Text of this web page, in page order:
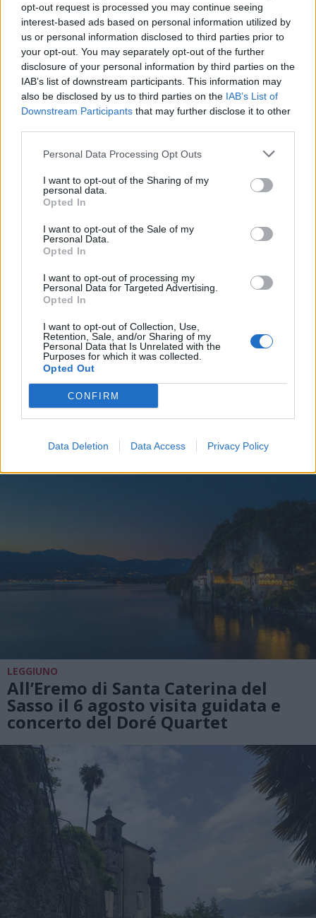
opt-out request is processed you may continue seeing
interest-based ads based on personal information utilized by
us or personal information disclosed to third parties prior to
your opt-out. You may separately opt-out of the further
disclosure of your personal information by third parties on the
IAB’s list of downstream participants. This information may
also be disclosed by us to third parties on the IAB’s List of
Downstream Participants that may further disclose it to other
Personal Data Processing Opt Outs
I want to opt-out of the Sharing of my
personal data.
Opted In
I want to opt-out of the Sale of my
Personal Data.
Opted In
I want to opt-out of processing my
Personal Data for Targeted Advertising.
Opted In
I want to opt-out of Collection, Use,
Retention, Sale, and/or Sharing of my
Personal Data that Is Unrelated with the
Purposes for which it was collected.
Opted Out
CONFIRM
Data Deletion Data Access Privacy Policy
ALTRE NOTIZIE DI LEGGIUNO
LEGGIUNO
Visita guidata e concerto per
violino e violoncello all’Eremo di
Santa Caterina del Sasso
LEGGIUNO
All’Eremo di Santa Caterina del
Sasso il 6 agosto visita guidata e
concerto del Doré Quartet